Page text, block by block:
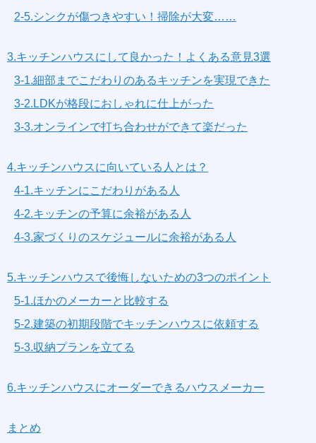
2-5.シンクが傷つきやすい！掃除が大変……
3.キッチンハウスにして良かった！よくある意見3選
3-1.細部までこだわりのあるキッチンを実現できた
3-2.LDKが格段におしゃれに仕上がった
3-3.オンラインで打ち合わせができて楽だった
4.キッチンハウスに向いている人とは？
4-1.キッチンにこだわりがある人
4-2.キッチンの予算に余裕がある人
4-3.家づくりのスケジュールに余裕がある人
5.キッチンハウスで後悔しないための3つのポイント
5-1.ほかのメーカーと比較する
5-2.建築の初期段階でキッチンハウスに依頼する
5-3.収納プランを立てる
6.キッチンハウスにオーダーできるハウスメーカー
まとめ